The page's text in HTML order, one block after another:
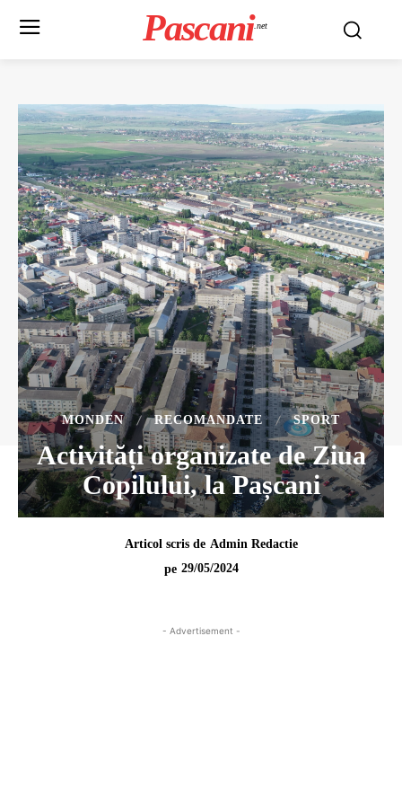
Pascani .net
MONDEN RECOMANDATE SPORT
Activități organizate de Ziua
Copilului, la Pașcani
Articol scris de Admin Redactie
pe 29/05/2024
- Advertisement -